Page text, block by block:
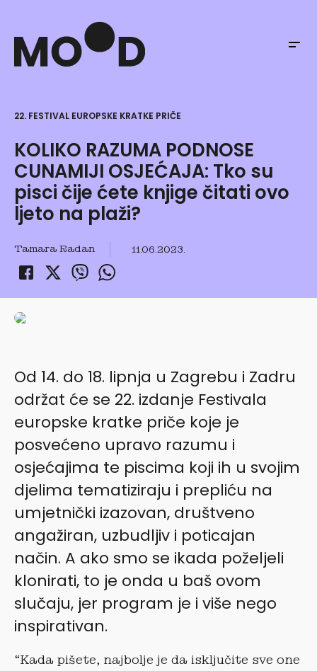
22. FESTIVAL EUROPSKE KRATKE PRIČE
KOLIKO RAZUMA PODNOSE
CUNAMIJI OSJEĆAJA: Tko su
pisci čije ćete knjige čitati ovo
ljeto na plaži?
Tamara Radan 11.06.2023.
Od 14. do 18. lipnja u Zagrebu i Zadru
održat će se 22. izdanje Festivala
europske kratke priče koje je
posvećeno upravo razumu i
osjećajima te piscima koji ih u svojim
djelima tematiziraju i prepliću na
umjetnički izazovan, društveno
angažiran, uzbudljiv i poticajan
način. A ako smo se ikada poželjeli
klonirati, to je onda u baš ovom
slučaju, jer program je i više nego
inspirativan.
“Kada pišete, najbolje je da isključite sve one